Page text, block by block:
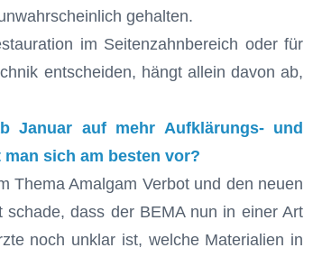
gehalten.
im Seitenzahnbereich oder für
entscheiden, hängt allein davon ab,
Januar auf mehr Aufklärungs- und
sich am besten vor?
Thema Amalgam Verbot und den neuen
dass der BEMA nun in einer Art
noch unklar ist, welche Materialien in